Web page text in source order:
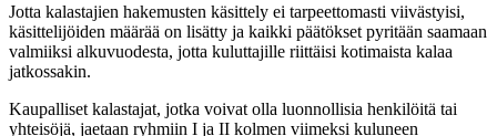
Jotta kalastajien hakemusten käsittely ei tarpeettomasti viivästyisi,
käsittelijöiden määrää on lisätty ja kaikki päätökset pyritään saamaan
valmiiksi alkuvuodesta, jotta kuluttajille riittäisi kotimaista kalaa
jatkossakin.
Kaupalliset kalastajat, jotka voivat olla luonnollisia henkilöitä tai
yhteisöjä, jaetaan ryhmiin I ja II kolmen viimeksi kuluneen